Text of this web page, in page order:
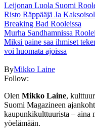
Leijonan Luola Suomi
Risto Räppääjä Ja
Breaking Bad Rooleissa
Murha Sandhamnissa
Miksi paine saa ihmiset
voi huomata ajoissa
ByMikko Laine
Follow:
Olen Mikko Laine,
Suomi Magazineen
kaupunkikulttuurista – aina
yöelämään.